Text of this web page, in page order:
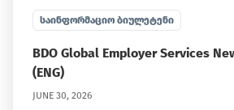
ᲡᲐᲘᲜᲤᲝᲠᲛᲐᲪᲘᲝ ᲑᲘᲣᲚᲔᲢᲔᲜᲘ
BDO Global Employer Services
(ENG)
JUNE 30, 2026